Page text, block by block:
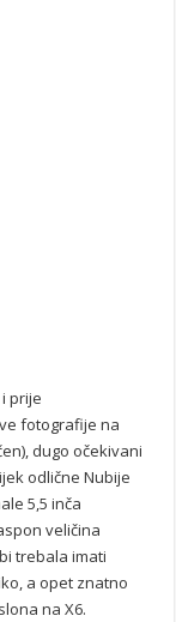
prije
fotografije na
dugo očekivani
odlične Nubije
5,5 inča
veličina
trebala imati
a opet znatno
na X6.